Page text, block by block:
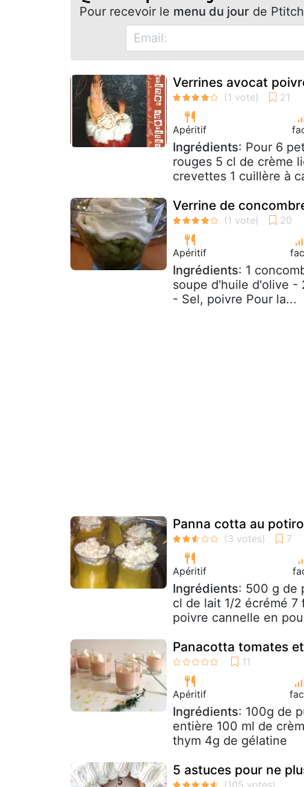
Pour recevoir le menu du jour de
Verrines avocat
Apéritif
Ingrédients: Pour 6
rouges 5 cl de crème
crevettes 1 cuillère à
Verrine de
Apéritif
Ingrédients: 1
soupe d'huile d'olive -
- Sel, poivre Pour la...
Panna cotta au
Apéritif
Ingrédients: 500 g de
cl de lait 1/2 écrémé
poivre cannelle en
Panacotta tomates
Apéritif
Ingrédients: 100g de
entière 100 ml de
thym 4g de gélatine
5 astuces pour ne